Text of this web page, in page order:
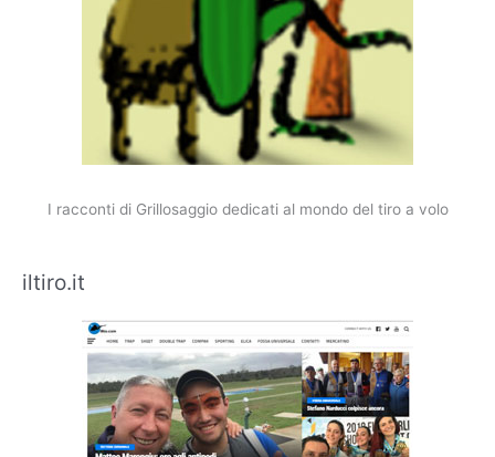
I racconti di Grillosaggio dedicati al mondo del tiro a volo
iltiro.it